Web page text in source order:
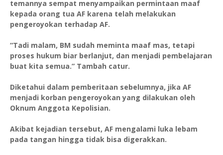
temannya sempat menyampaikan permintaan maaf
kepada orang tua AF karena telah melakukan
pengeroyokan terhadap AF.
“Tadi malam, BM sudah meminta maaf mas, tetapi
proses hukum biar berlanjut, dan menjadi pembelajaran
buat kita semua.” Tambah catur.
Diketahui dalam pemberitaan sebelumnya, jika AF
menjadi korban pengeroyokan yang dilakukan oleh
Oknum Anggota Kepolisian.
Akibat kejadian tersebut, AF mengalami luka lebam
pada tangan hingga tidak bisa digerakkan.